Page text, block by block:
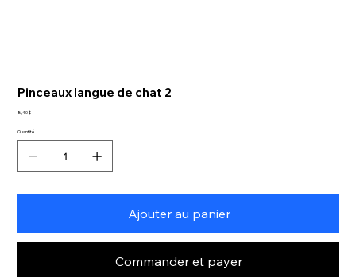
Pinceaux langue de chat 2
Prix
8,40 $
Quantité
Ajouter au panier
Commander et payer